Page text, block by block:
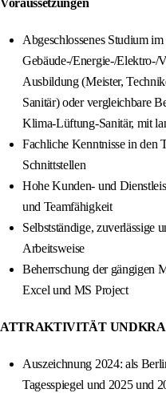
Voraussetzungen
Abgeschlossenes Studium
Gebäude-/Energie-/Elektro-/
Ausbildung (Meister,
Sanitär) oder vergleichbare
Klima-Lüftung-Sanitär, mit
Fachliche Kenntnisse in den
Schnittstellen
Hohe Kunden- und
und Teamfähigkeit
Selbstständige, zuverlässige
Arbeitsweise
Beherrschung der gängigen
Excel und MS Project
ATTRAKTIVITÄT
Auszeichnung 2024: als
Tagesspiegel und 2025 und